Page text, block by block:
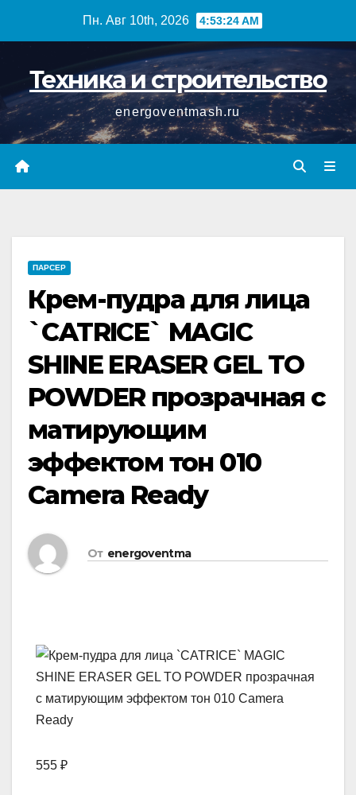
Пн. Авг 10th, 2026 4:53:25 AM
Техника и строительство
energoventmash.ru
ПАРСЕР
Крем-пудра для лица
`CATRICE` MAGIC
SHINE ERASER GEL TO
POWDER прозрачная с
матирующим
эффектом тон 010
Camera Ready
От energoventma
555 ₽